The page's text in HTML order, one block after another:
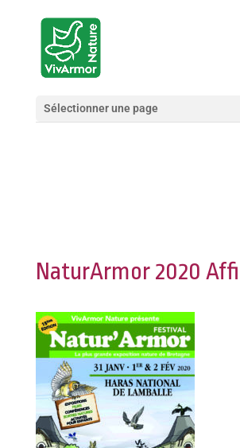
Sélectionner une page
NaturArmor 2020